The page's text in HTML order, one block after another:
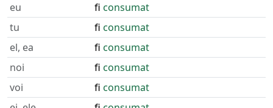
eu fi consumat
tu
fi consumat
el, ea
fi consumat
noi
fi consumat
voi
fi consumat